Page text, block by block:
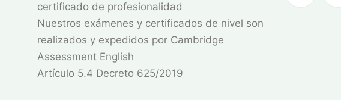
certificado de profesionalidad
Nuestros exámenes y certificados de nivel son
realizados y expedidos por Cambridge
Assessment English
Artículo 5.4 Decreto 625/2019